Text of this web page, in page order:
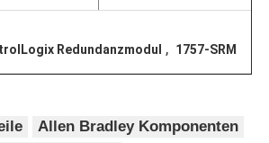
Redundanzmodul , 1757-SRM
Allen Bradley Komponenten